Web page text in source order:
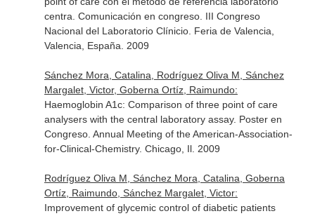
centra. Comunicación en congreso. III Congreso
Nacional del Laboratorio Clínicio. Feria de Valencia,
Valencia, España. 2009
Sánchez Mora, Catalina, Rodríguez Oliva M, Sánchez
Margalet, Victor, Goberna Ortíz, Raimundo:
Haemoglobin A1c: Comparison of three point of care
analysers with the central laboratory assay. Poster en
Congreso. Annual Meeting of the American-Association-
for-Clinical-Chemistry. Chicago, Il. 2009
Rodríguez Oliva M, Sánchez Mora, Catalina, Goberna
Ortíz, Raimundo, Sánchez Margalet, Victor:
Improvement of glycemic control of diabetic patients